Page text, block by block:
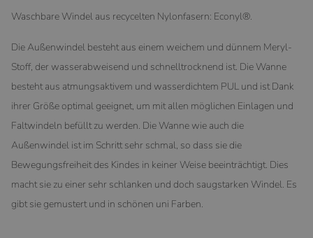
Waschbare Windel aus recycelten Nylonfasern: Econyl®.
Die Außenwindel besteht aus einem weichem und dünnem Meryl-
Stoff, der wasserabweisend und schnelltrocknend ist. Die Wanne
besteht aus atmungsaktivem und wasserdichtem PUL und ist Dank
ihrer Größe optimal geeignet, um mit allen möglichen Einlagen und
Faltwindeln befüllt zu werden. Die Wanne wie auch die
Außenwindel ist im Schritt sehr schmal, so dass sie die
Bewegungsfreiheit des Kindes in keiner Weise beeinträchtigt. Dies
macht sie zu einer sehr schlanken und doch saugstarken Windel. Es
gibt sie gemustert und in schönen uni Farben.